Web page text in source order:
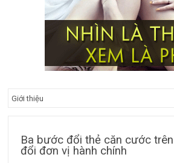
Ba bước đổi thẻ căn cước
đổi đơn vị hành chính